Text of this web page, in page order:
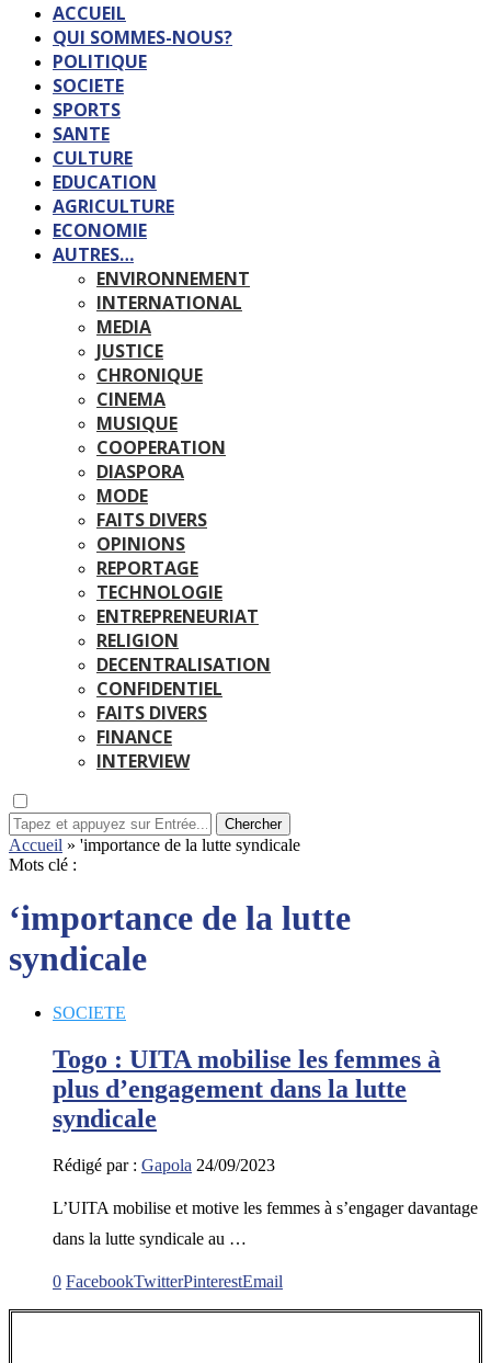
ACCUEIL
QUI SOMMES-NOUS?
POLITIQUE
SOCIETE
SPORTS
SANTE
CULTURE
EDUCATION
AGRICULTURE
ECONOMIE
AUTRES…
ENVIRONNEMENT
INTERNATIONAL
MEDIA
JUSTICE
CHRONIQUE
CINEMA
MUSIQUE
COOPERATION
DIASPORA
MODE
FAITS DIVERS
OPINIONS
REPORTAGE
TECHNOLOGIE
ENTREPRENEURIAT
RELIGION
DECENTRALISATION
CONFIDENTIEL
FAITS DIVERS
FINANCE
INTERVIEW
Chercher
Accueil » 'importance de la lutte syndicale
Mots clé :
‘importance de la lutte
syndicale
SOCIETE
Togo : UITA mobilise les femmes à
plus d’engagement dans la lutte
syndicale
Rédigé par : Gapola 24/09/2023
L’UITA mobilise et motive les femmes à s’engager davantage
dans la lutte syndicale au …
0 FacebookTwitterPinterestEmail